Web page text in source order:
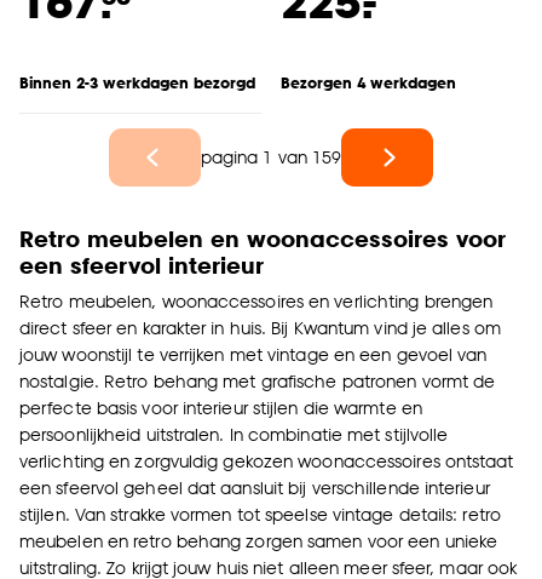
Binnen 2-3 werkdagen bezorgd Bezorgen 4 werkdagen
pagina 1 van 159
Retro meubelen en woonaccessoires voor
een sfeervol interieur
Retro meubelen, woonaccessoires en verlichting brengen
direct sfeer en karakter in huis. Bij Kwantum vind je alles om
jouw woonstijl te verrijken met vintage en een gevoel van
nostalgie. Retro behang met grafische patronen vormt de
perfecte basis voor interieur stijlen die warmte en
persoonlijkheid uitstralen. In combinatie met stijlvolle
verlichting en zorgvuldig gekozen woonaccessoires ontstaat
een sfeervol geheel dat aansluit bij verschillende interieur
stijlen. Van strakke vormen tot speelse vintage details: retro
meubelen en retro behang zorgen samen voor een unieke
uitstraling. Zo krijgt jouw huis niet alleen meer sfeer, maar ook